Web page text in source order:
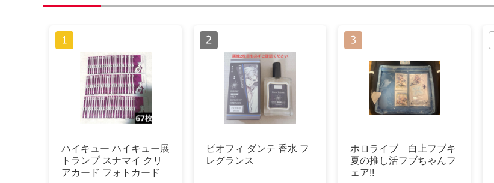
ハイキュー ハイキュー展
トランプ スナマイ クリ
アカード フォトカード
ピオフィ ダンテ 香水 フ
レグランス
ホロライブ 白上フブキ
夏の推し活フブちゃんフ
ェア!!